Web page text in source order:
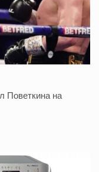
Поветкина на